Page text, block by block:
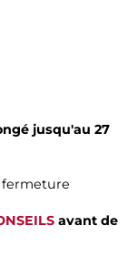
jusqu'au 27
avant de